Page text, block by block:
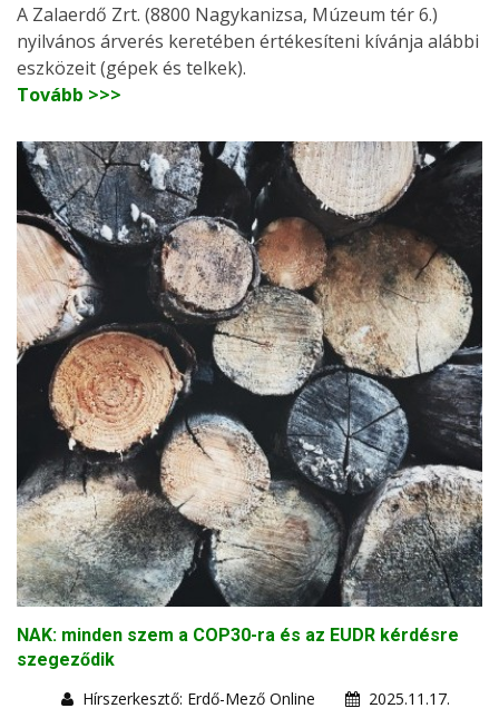
A Zalaerdő Zrt. (8800 Nagykanizsa, Múzeum tér 6.)
nyilvános árverés keretében értékesíteni kívánja alábbi
eszközeit (gépek és telkek).
Tovább >>>
NAK: minden szem a COP30-ra és az EUDR kérdésre
szegeződik
Hírszerkesztő: Erdő-Mező Online
2025.11.17.